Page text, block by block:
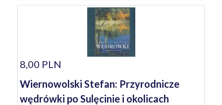
8,00 PLN
Wiernowolski Stefan: Przyrodnicze
wędrówki po Sulęcinie i okolicach